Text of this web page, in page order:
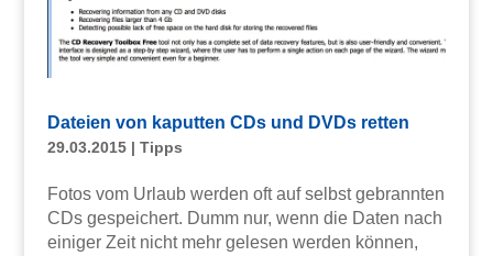
Dateien von kaputten CDs und DVDs retten
29.03.2015| Tipps
Fotos vom Urlaub werden oft auf selbst gebrannten
CDs gespeichert. Dumm nur, wenn die Daten nach
einiger Zeit nicht mehr gelesen werden können,